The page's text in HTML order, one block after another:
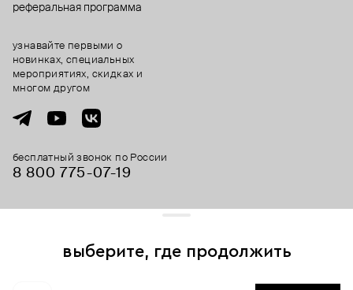
реферальная программа
бесплатный звонок по России
8 800 775⁠-07⁠-19
узнавайте первыми о
новинках, специальных
мероприятиях, скидках и
многом другом
выберите, где продолжить